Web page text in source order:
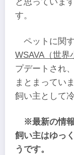
す。
ペットに関
WSAVA（世界
プデートされ、
まとまってい
飼い主として
※最新の情
飼い主はゆっ
うです。